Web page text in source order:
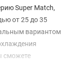
Super Match,
от 25 до 35
вариантом
сможете